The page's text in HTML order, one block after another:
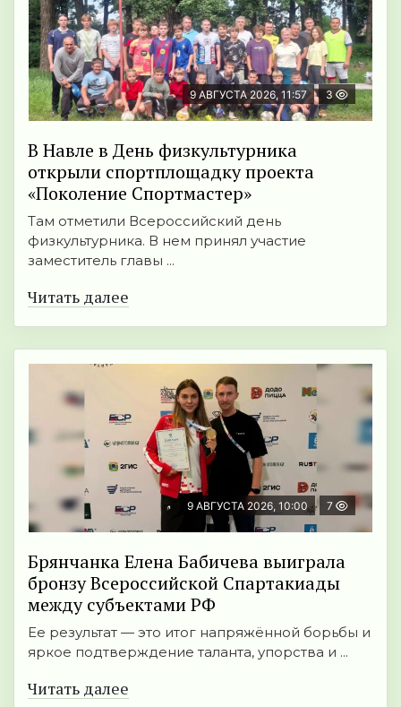
9 АВГУСТА 2026, 11:57 3
В Навле в День физкультурника
открыли спортплощадку проекта
«Поколение Спортмастер»
Там отметили Всероссийский день
физкультурника. В нем принял участие
заместитель главы ...
Читать далее
9 АВГУСТА 2026, 10:00 7
Брянчанка Елена Бабичева выиграла
бронзу Всероссийской Спартакиады
между субъектами РФ
Ее результат — это итог напряжённой борьбы и
яркое подтверждение таланта, упорства и ...
Читать далее